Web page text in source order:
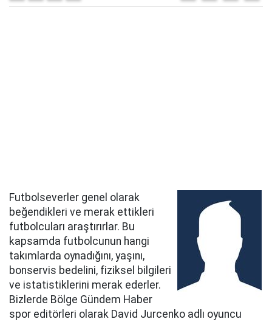
Futbolseverler genel olarak
beğendikleri ve merak ettikleri
futbolcuları araştırırlar. Bu
kapsamda futbolcunun hangi
takımlarda oynadığını, yaşını,
bonservis bedelini, fiziksel bilgileri
ve istatistiklerini merak ederler.
Bizlerde Bölge Gündem Haber
spor editörleri olarak David Jurcenko adlı oyuncu